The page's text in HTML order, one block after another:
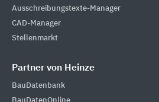
Ausschreibungstexte-Manager
CAD-Manager
Stellenmarkt
Partner von Heinze
BauDatenbank
BauDatenOnline